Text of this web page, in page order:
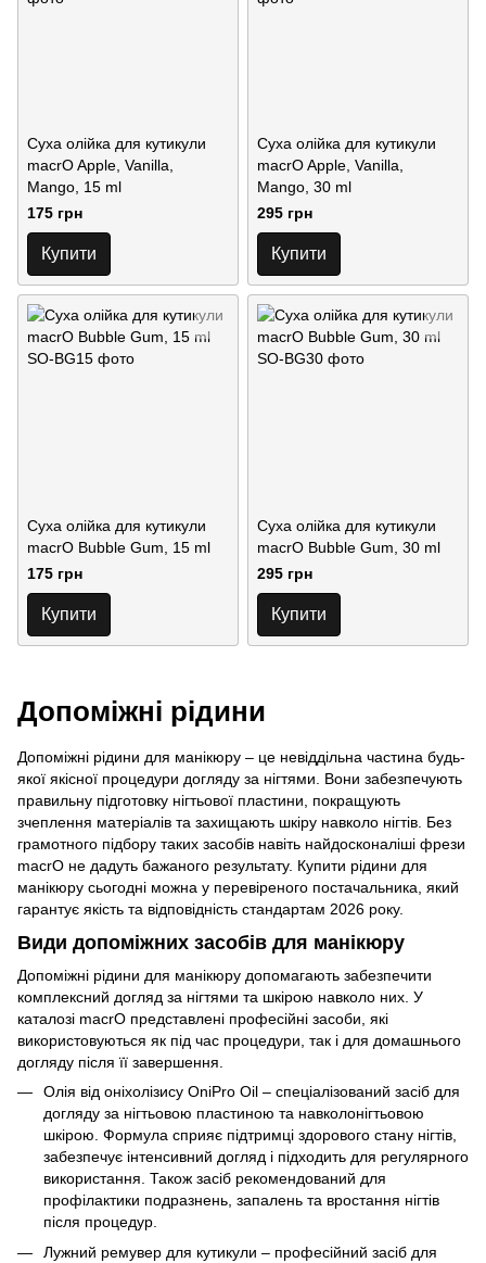
Суха олійка для кутикули
macrO Apple, Vanilla,
Mango, 15 ml
175 грн
Купити
Суха олійка для кутикули
macrO Apple, Vanilla,
Mango, 30 ml
295 грн
Купити
Суха олійка для кутикули
macrO Bubble Gum, 15 ml
175 грн
Купити
Суха олійка для кутикули
macrO Bubble Gum, 30 ml
295 грн
Купити
Допоміжні рідини
Допоміжні рідини для манікюру – це невіддільна частина будь-
якої якісної процедури догляду за нігтями. Вони забезпечують
правильну підготовку нігтьової пластини, покращують
зчеплення матеріалів та захищають шкіру навколо нігтів. Без
грамотного підбору таких засобів навіть найдосконаліші фрези
macrO не дадуть бажаного результату. Купити рідини для
манікюру сьогодні можна у перевіреного постачальника, який
гарантує якість та відповідність стандартам 2026 року.
Види допоміжних засобів для манікюру
Допоміжні рідини для манікюру допомагають забезпечити
комплексний догляд за нігтями та шкірою навколо них. У
каталозі macrO представлені професійні засоби, які
використовуються як під час процедури, так і для домашнього
догляду після її завершення.
Олія від оніхолізису OniPro Oil – спеціалізований засіб для
догляду за нігтьовою пластиною та навколонігтьовою
шкірою. Формула сприяє підтримці здорового стану нігтів,
забезпечує інтенсивний догляд і підходить для регулярного
використання. Також засіб рекомендований для
профілактики подразнень, запалень та вростання нігтів
після процедур.
Лужний ремувер для кутикули – професійний засіб для